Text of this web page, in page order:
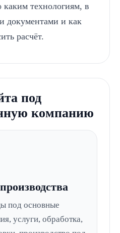
каким технологиям, в
документами и как
расчёт.
под
компанию
под основные
услуги, обработка,